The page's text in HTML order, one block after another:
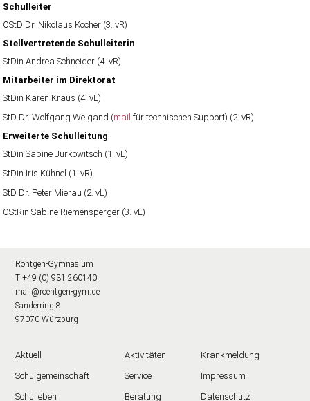
Schulleiter
OStD Dr. Nikolaus Kocher (3. vR)
Stellvertretende Schulleiterin
StDin Andrea Schneider (4. vR)
Mitarbeiter im Direktorat
StDin Karen Kraus (4. vL)
StD Dr. Wolfgang Weigand (mail für technischen Support) (2. vR)
Erweiterte Schulleitung
StDin Sabine Jurkowitsch (1. vL)
StDin Iris Kühnel (1. vR)
StD Dr. Peter Mierau (2. vL)
OStRin Sabine Riemensperger (3. vL)
Röntgen-Gymnasium
T +49 (0) 931 260140
mail@roentgen-gym.de
Sanderring 8
97070 Würzburg
Aktuell
Schulgemeinschaft
Schulleben
Aktivitäten
Service
Beratung
Krankmeldung
Impressum
Datenschutz